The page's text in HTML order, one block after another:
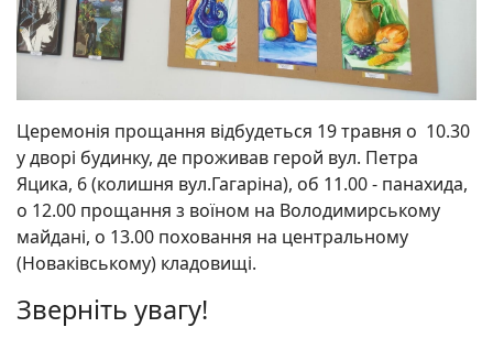
Церемонія прощання відбудеться 19 травня о 10.30
у дворі будинку, де проживав герой вул. Петра
Яцика, 6 (колишня вул.Гагаріна), об 11.00 - панахида,
о 12.00 прощання з воїном на Володимирському
майдані, о 13.00 поховання на центральному
(Новаківському) кладовищі.
Зверніть увагу!